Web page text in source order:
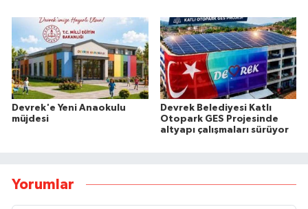
Devrek'e Yeni Anaokulu
müjdesi
Devrek Belediyesi Katlı
Otopark GES Projesinde
altyapı çalışmaları sürüyor
Yorumlar